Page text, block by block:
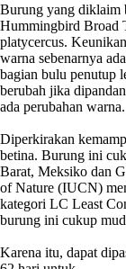
Burung yang diklaim
Hummingbird Broad
platycercus.
warna sebenarnya
bagian bulu penutup
berubah jika
ada perubahan warna.
Diperkirakan
betina. Burung ini
Barat, Meksiko dan
of Nature (IUCN)
kategori LC Least
burung ini cukup
Karena itu, dapat